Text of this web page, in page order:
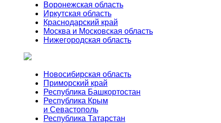
Воронежская область
Иркутская область
Краснодарский край
Москва и Московская область
Нижегородская область
Новосибирская область
Приморский край
Республика Башкортостан
Республика Крым
и Севастополь
Республика Татарстан